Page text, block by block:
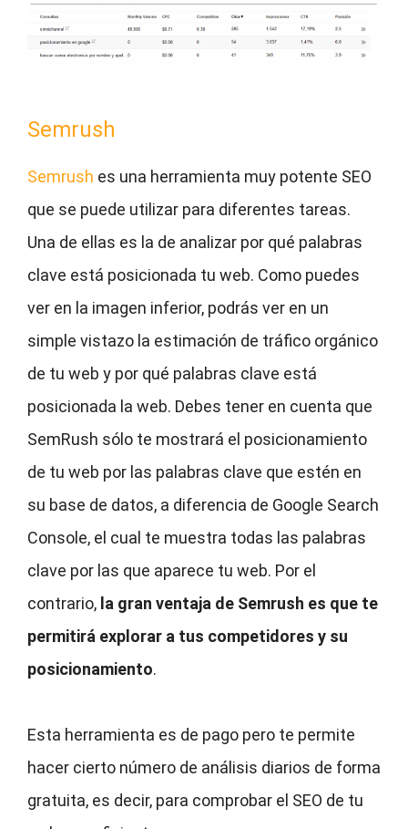
Semrush
Semrush es una herramienta muy potente SEO
que se puede utilizar para diferentes tareas.
Una de ellas es la de analizar por qué palabras
clave está posicionada tu web. Como puedes
ver en la imagen inferior, podrás ver en un
simple vistazo la estimación de tráfico orgánico
de tu web y por qué palabras clave está
posicionada la web. Debes tener en cuenta que
SemRush sólo te mostrará el posicionamiento
de tu web por las palabras clave que estén en
su base de datos, a diferencia de Google Search
Console, el cual te muestra todas las palabras
clave por las que aparece tu web. Por el
contrario, la gran ventaja de Semrush es que te
permitirá explorar a tus competidores y su
posicionamiento.
Esta herramienta es de pago pero te permite
hacer cierto número de análisis diarios de forma
gratuita, es decir, para comprobar el SEO de tu